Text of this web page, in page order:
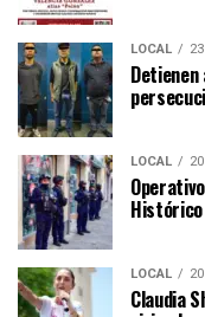
LOCAL
LOCAL
Histórico
LOCAL
Claudia